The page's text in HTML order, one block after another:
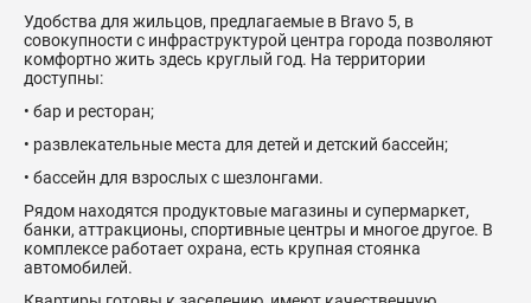
Удобства для жильцов, предлагаемые в Bravo 5, в
совокупности с инфраструктурой центра города позволяют
комфортно жить здесь круглый год. На территории
доступны:
• бар и ресторан;
• развлекательные места для детей и детский бассейн;
• бассейн для взрослых с шезлонгами.
Рядом находятся продуктовые магазины и супермаркет,
банки, аттракционы, спортивные центры и многое другое. В
комплексе работает охрана, есть крупная стоянка
автомобилей.